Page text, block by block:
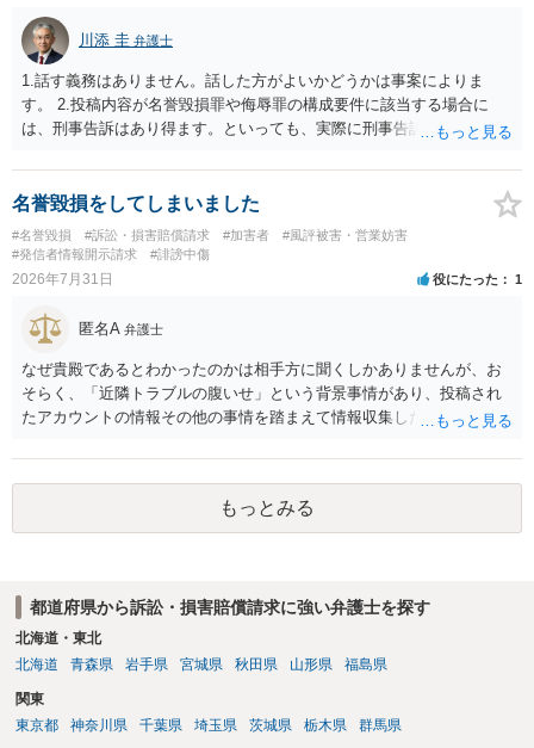
川添 圭 弁護士
1.話す義務はありません。話した方がよいかどうかは事案によりま
す。 2.投稿内容が名誉毀損罪や侮辱罪の構成要件に該当する場合に
は、刑事告訴はあり得ます。といっても、実際に刑事告訴に動くかど
です。Googleは電話番号の開示請求もできることが多いので、少しで
も特定可能になるよう、複数ルートで開示請求が行われることが多い
です。さらにいえば、利用者からの口コミ投稿の場合、開示請求者は
ある程度対象者を特定できている（ただし証拠による裏付けか必要な
ので発信者情報開示請求をする）というケースが比較的多いと思われ
名誉毀損をしてしまいました
#名誉毀損 #訴訟・損害賠償請求 #加害者
#風評被害・営業妨害
#発信者情報開示請求
#誹謗中傷
2026年7月31日 役にたった 1
匿名A 弁護士
なぜ貴殿であるとわかったのかは相手方に聞くしかありませんが、お
そらく、「近隣トラブルの腹いせ」という背景事情があり、投稿され
たアカウントの情報その他の事情を踏まえて情報収集した結果、この
貴殿が投稿した事実を認めてしまったことで「答え合わせ」になって
しまったのではないでしょうか。 相手方の動きについても、相手方次
第ですので何とも言えません。公開の場で回答するには情報が乏し
く、ここで詳細を明らかにすることは事案の特定に繋がってしまうの
もっとみる
都道府県から訴訟・損害賠償請求に強い弁護士を探す
北海道・東北
北海道
青森県 岩手県 宮城県 秋田県 山形県 福島県
関東
東京都
神奈川県 千葉県 埼玉県 茨城県 栃木県 群馬県